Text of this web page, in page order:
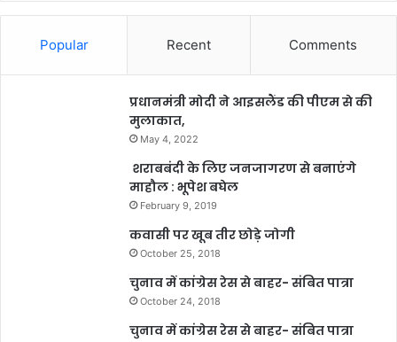
Popular Recent Comments
प्रधानमंत्री मोदी ने आइसलैंड की पीएम से की
मुलाकात,
May 4, 2022
शराबबंदी के लिए जनजागरण से बनाएंगे
माहौल : भूपेश बघेल
February 9, 2019
कवासी पर खूब तीर छोड़े जोगी
October 25, 2018
चुनाव में कांग्रेस रेस से बाहर- संबित पात्रा
October 24, 2018
चुनाव में कांग्रेस रेस से बाहर- संबित पात्रा